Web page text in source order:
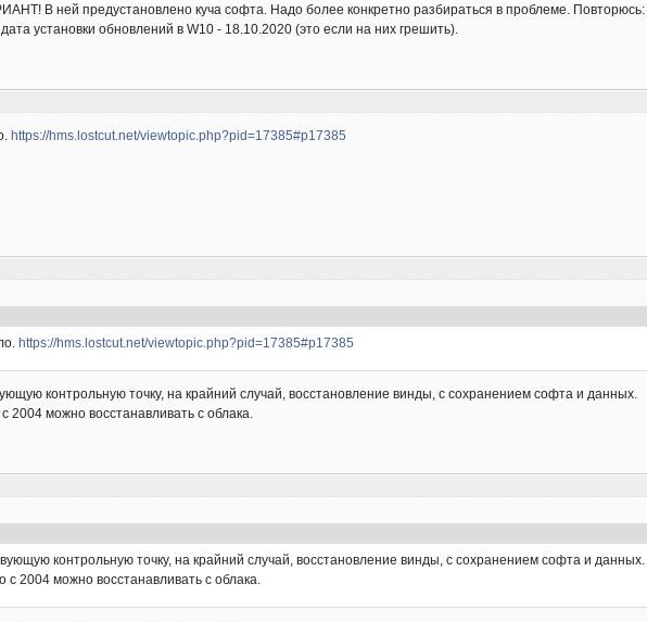
В ней предустановлено куча софта. Надо более конкретно разбираться в проблеме. Повторюсь:
установки обновлений в W10 - 18.10.2020 (это если на них грешить).
https://hms.lostcut.net/viewtopic.php?pid=17385#p17385
https://hms.lostcut.net/viewtopic.php?pid=17385#p17385
контрольную точку, на крайний случай, восстановление винды, с сохранением софта и данных.
2004 можно восстанавливать с облака.
контрольную точку, на крайний случай, восстановление винды, с сохранением софта и данных.
с 2004 можно восстанавливать с облака.